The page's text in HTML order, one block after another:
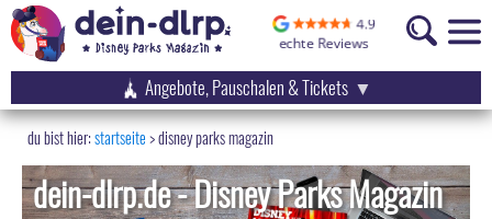
Angebote, Pauschalen & Tickets
startseite disney parks magazin
dein-dlrp.de - Disney Parks Magazin